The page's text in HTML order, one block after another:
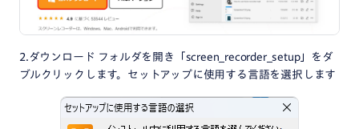
2.ダウンロード フォルダを開き「screen_recorder_setup」をダ
ブルクリックします。セットアップに使用する言語を選択します